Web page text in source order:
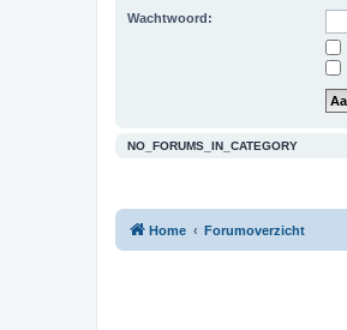
Wachtwoord:
NO_FORUMS_IN_CATEGORY
Home Forumoverzicht